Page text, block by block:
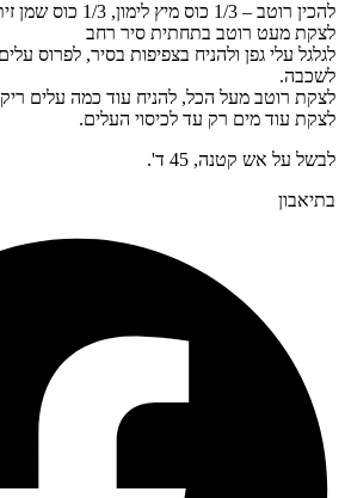
להכין רוטב – 1/3 כוס מיץ לימון, 1/3 כוס שמן זית, 1/3 כוס מים.
לצקת מעט רוטב בתחתית סיר רחב
לגלגל עלי גפן ולהניח בצפיפות בסיר, לפרוס
לשכבה.
לצקת רוטב מעל הכל, להניח עוד כמה עלים
לצקת עוד מים רק עד לכיסוי העלים.
לבשל על אש קטנה, 45 ד'.
בתיאבון